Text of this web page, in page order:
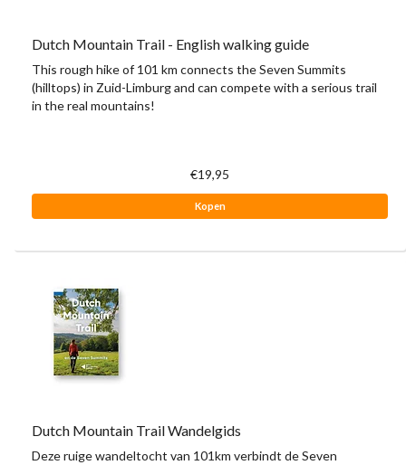
Dutch Mountain Trail - English walking guide
This rough hike of 101 km connects the Seven Summits
(hilltops) in Zuid-Limburg and can compete with a serious trail
in the real mountains!
€19,95
Kopen
Dutch Mountain Trail Wandelgids
Deze ruige wandeltocht van 101km verbindt de Seven